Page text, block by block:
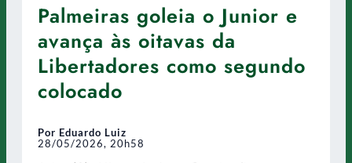
Palmeiras goleia o Junior e
avança às oitavas da
Libertadores como segundo
colocado
Por Eduardo Luiz
28/05/2026, 20h58